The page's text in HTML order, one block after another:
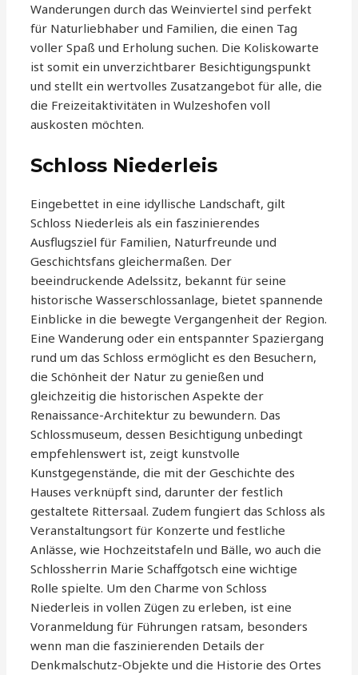
Wanderungen durch das Weinviertel sind perfekt
für Naturliebhaber und Familien, die einen Tag
voller Spaß und Erholung suchen. Die Koliskowarte
ist somit ein unverzichtbarer Besichtigungspunkt
und stellt ein wertvolles Zusatzangebot für alle, die
die Freizeitaktivitäten in Wulzeshofen voll
auskosten möchten.
Schloss Niederleis
Eingebettet in eine idyllische Landschaft, gilt
Schloss Niederleis als ein faszinierendes
Ausflugsziel für Familien, Naturfreunde und
Geschichtsfans gleichermaßen. Der
beeindruckende Adelssitz, bekannt für seine
historische Wasserschlossanlage, bietet spannende
Einblicke in die bewegte Vergangenheit der Region.
Eine Wanderung oder ein entspannter Spaziergang
rund um das Schloss ermöglicht es den Besuchern,
die Schönheit der Natur zu genießen und
gleichzeitig die historischen Aspekte der
Renaissance-Architektur zu bewundern. Das
Schlossmuseum, dessen Besichtigung unbedingt
empfehlenswert ist, zeigt kunstvolle
Kunstgegenstände, die mit der Geschichte des
Hauses verknüpft sind, darunter der festlich
gestaltete Rittersaal. Zudem fungiert das Schloss als
Veranstaltungsort für Konzerte und festliche
Anlässe, wie Hochzeitstafeln und Bälle, wo auch die
Schlossherrin Marie Schaffgotsch eine wichtige
Rolle spielte. Um den Charme von Schloss
Niederleis in vollen Zügen zu erleben, ist eine
Voranmeldung für Führungen ratsam, besonders
wenn man die faszinierenden Details der
Denkmalschutz-Objekte und die Historie des Ortes